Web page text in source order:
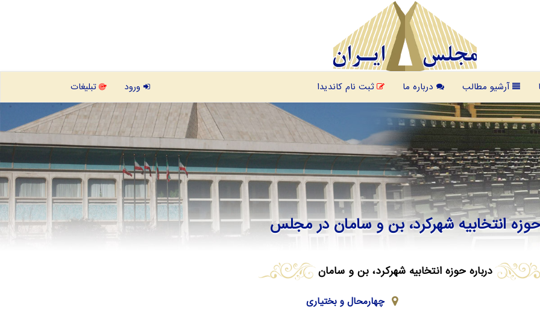
آرشیو مطالب درباره ما ثبت نام کاندیدا ورود تبلیغات
حوزه انتخابیه شهرکرد، بن و ساماندر مجلس
درباره حوزه انتخابیه شهرکرد، بن و سامان
چهارمحال و بختیاری